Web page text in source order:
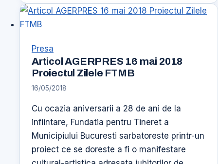
februarie
impreuna
pentru
Tineret
lanseaza
proiectul
Presa
Articol AGERPRES 16 mai 2018
Proiectul Zilele FTMB
16/05/2018
Cu ocazia aniversarii a 28 de ani de la
infiintare, Fundatia pentru Tineret a
Municipiului Bucuresti sarbatoreste printr-un
proiect ce se doreste a fi o manifestare